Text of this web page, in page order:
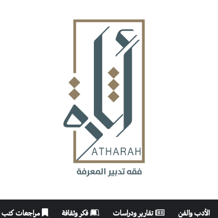
الأدب والفن تقارير ودراسات فكر وثقافة مراجعات كتب